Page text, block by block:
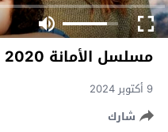
مسلسل الأمانة 2020 الحلقة 125
9 أكتوبر 2024
شارك